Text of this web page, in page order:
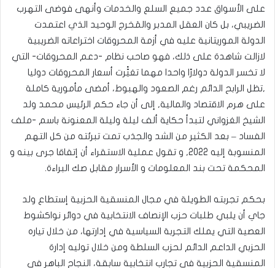
على الأسواق عدد جميع السلع والخدمات وأنهى فوضى التهرب
الضريبي، بل كان العقل المدبر والمَخرج الوحيد الذي اعتمدت
الدولة الموريتانية عليه في أزمة المحروقات اختراعاته الضريبية
لازالت شاهدة على ذلك، فهو صاحب نظام -دعم المحروقات- التي
لا تخسر الدولة دولارًا واحدا مهما تغيًّرت أسعار المحروقات دوليا
,تظل الرابح الدائم رغم الصعود والهبوط، أمضى مأمورية كاملة
على هرم الاقتصاد والمالية, إلى أن جاء حكم الرئيس محمد ولد
الشيخ الغزواني لتبدأ حكاية ألف ليلة وليلة المعنونة باسم -ملف
الفساد – بعد الكثير من الشد والجذب تمت تبرئته من كل التهم
المنسوبة إليه 2022, و تقول عملية الاستقراء أن إتفاقا جرى بينه و
المحكمة تحت بند المعلومات و الأسرار مقابل صك البراءة.
بحكم تجربته الطويلة في مجال المنسقية الحزبية إستطاع ولد
جاي أن يلبي طلبات حزب الإنصاف الانتخابية في دوائر نواكشوط
العصية التي يملك التجربة السياسية في إدارتها، من خلال تياره
الحزبي الداعم الدائم لحزب السلطة ومن خلال توليه إدارة
المنسقية الحزبية في تجارب انتخابية سابقة، النجاح الباهر في